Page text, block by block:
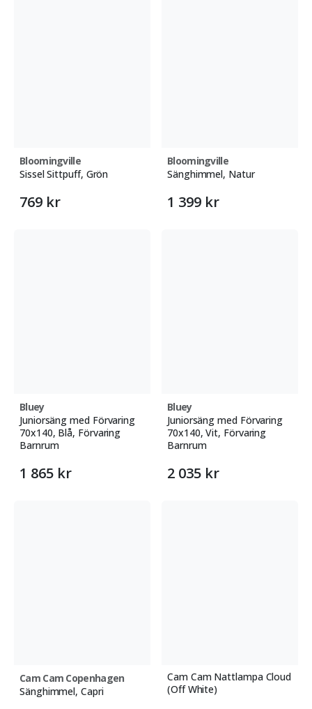
Bloomingville
Sissel Sittpuff, Grön
769 kr
Bloomingville
Sänghimmel, Natur
1 399 kr
Bluey
Juniorsäng med Förvaring
70x140, Blå, Förvaring
Barnrum
1 865 kr
Bluey
Juniorsäng med Förvaring
70x140, Vit, Förvaring
Barnrum
2 035 kr
Cam Cam Copenhagen
Sänghimmel, Capri
Cam Cam Nattlampa Cloud
(Off White)